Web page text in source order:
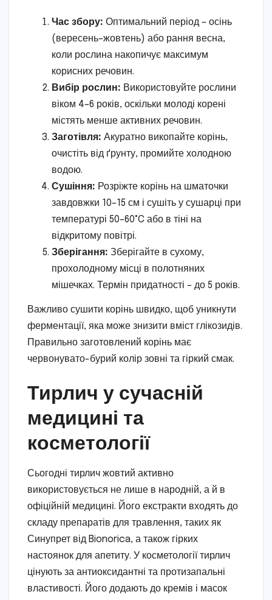
Час збору: Оптимальний період – осінь
(вересень–жовтень) або рання весна,
коли рослина накопичує максимум
корисних речовин.
Вибір рослин: Використовуйте рослини
віком 4–6 років, оскільки молоді корені
містять менше активних речовин.
Заготівля: Акуратно викопайте корінь,
очистіть від ґрунту, промийте холодною
водою.
Сушіння: Розріжте корінь на шматочки
завдовжки 10–15 см і сушіть у сушарці при
температурі 50–60°C або в тіні на
відкритому повітрі.
Зберігання: Зберігайте в сухому,
прохолодному місці в полотняних
мішечках. Термін придатності – до 5 років.
Важливо сушити корінь швидко, щоб уникнути
ферментації, яка може знизити вміст глікозидів.
Правильно заготовлений корінь має
червонувато-бурий колір зовні та гіркий смак.
Тирлич у сучасній
медицині та
косметології
Сьогодні тирлич жовтий активно
використовується не лише в народній, а й в
офіційній медицині. Його екстракти входять до
складу препаратів для травлення, таких як
Синупрет від Bionorica, а також гірких
настоянок для апетиту. У косметології тирлич
цінують за антиоксидантні та протизапальні
властивості. Його додають до кремів і масок